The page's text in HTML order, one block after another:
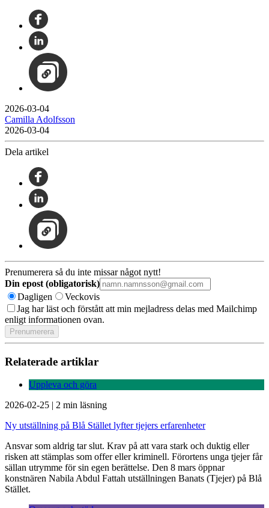
2026-03-04
Camilla Adolfsson
2026-03-04
Dela artikel
Prenumerera så du inte missar något nytt!
Din epost (obligatorisk)
Dagligen
Veckovis
Jag har läst och förstått att min mejladress delas med Mailchimp
enligt informationen ovan.
Relaterade artiklar
Uppleva och göra
2026-02-25 | 2 min läsning
Ny utställning på Blå Stället lyfter tjejers erfarenheter
Ansvar som aldrig tar slut. Krav på att vara stark och duktig eller
risken att stämplas som offer eller kriminell. Förortens unga tjejer får
sällan utrymme för sin egen berättelse. Den 8 mars öppnar
konstnären Nabila Abdul Fattah utställningen Banats (Tjejer) på Blå
Stället.